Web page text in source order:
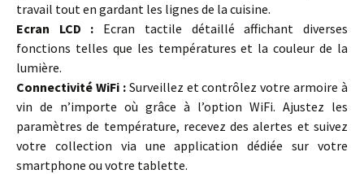
travail tout en gardant les lignes de la cuisine.
Ecran LCD : Ecran tactile détaillé affichant diverses
fonctions telles que les températures et la couleur de la
lumière.
Connectivité WiFi : Surveillez et contrôlez votre armoire à
vin de n’importe où grâce à l’option WiFi. Ajustez les
paramètres de température, recevez des alertes et suivez
votre collection via une application dédiée sur votre
smartphone ou votre tablette.